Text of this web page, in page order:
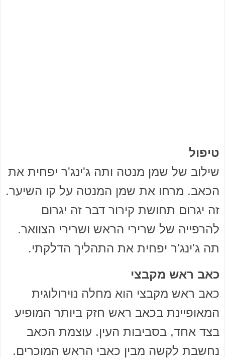
טיפול
שילוב של שמן מנטה ותה ג'ינג'ר יפחית את
הכאב. מרחו את שמן המנטה על קו השיער.
זה יגרום תחושת קירור דבר זה יגרום
להרפייה של שרירי הראש ושרירי הצוואר.
תה ג'ינג'ר יפחית את התהליך הדלקתי.
כאב ראש מקבצי
כאב ראש מקבצי הוא מחלה נוירולוגית
המאופיינת בכאב ראש חזק ביותר המופיע
בצד אחד, בסביבות העין. עוצמת הכאב
נחשבת לקשה מבין כאבי הראש המוכרים.